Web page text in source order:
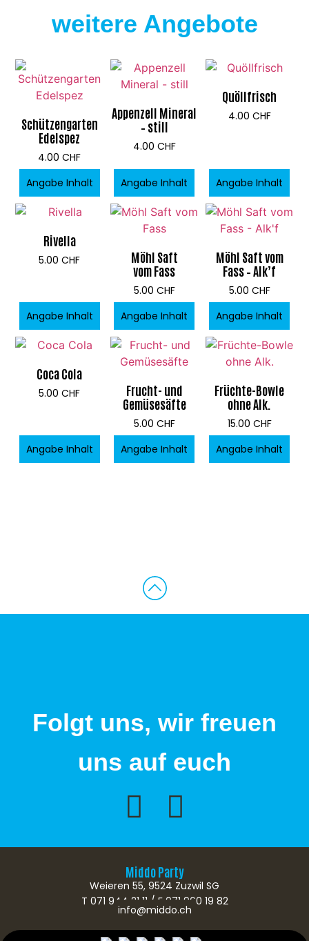
weitere Angebote
Schützengarten
Edelspez
4.00CHF
Angabe Inhalt
Appenzell Mineral
– still
4.00 CHF
Angabe Inhalt
Quöllfrisch
4.00 CHF
Angabe Inhalt
Rivella
5.00CHF
Angabe Inhalt
Möhl Saft
vom Fass
5.00 CHF
Angabe Inhalt
Möhl Saft vom
Fass – Alk’f
5.00 CHF
Angabe Inhalt
Coca Cola
5.00CHF
Angabe Inhalt
Frucht- und
Gemüsesäfte
5.00 CHF
Angabe Inhalt
Früchte-Bowle
ohne Alk.
15.00 CHF
Angabe Inhalt
Folgt uns, wir freuen
uns auf euch
Middo Party
Weieren 55, 9524 Zuzwil SG
T 071 944 21 11 / F 071 960 19 82
info@middo.ch